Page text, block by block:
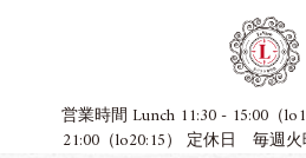
営業時間 Lunch 11:30 - 15:00（
21:00（lo20:15） 定休日 毎週火